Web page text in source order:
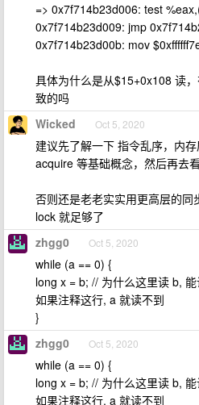
=> 0x7f714b23d006: test
0x7f714b23d009: jmp
0x7f714b23d00b: mov
具体为什么是从$15+0x108 读
致的吗
Wicked Oct 5, 2020
建议先了解一下 指令乱序，内
acquire 等基础概念，然后再去
否则还是老老实实用更高层的同
lock 就足够了
zhgg0 Oct 5, 2020
while (a == 0) {
long x = b; // 为什么这里读 b,
如果注释这行, a 就读不到
}
zhgg0 Oct 5, 2020
while (a == 0) {
long x = b; // 为什么这里读 b,
如果注释这行, a 就读不到